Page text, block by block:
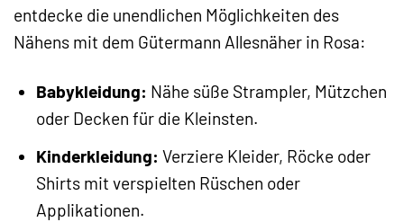
entdecke die unendlichen Möglichkeiten des
Nähens mit dem Gütermann Allesnäher in Rosa:
Babykleidung: Nähe süße Strampler, Mützchen
oder Decken für die Kleinsten.
Kinderkleidung: Verziere Kleider, Röcke oder
Shirts mit verspielten Rüschen oder
Applikationen.